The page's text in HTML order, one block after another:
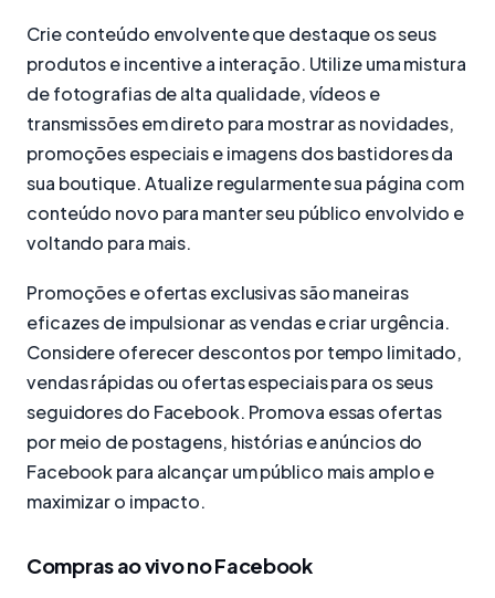
Crie conteúdo envolvente que destaque os seus
produtos e incentive a interação. Utilize uma mistura
de fotografias de alta qualidade, vídeos e
transmissões em direto para mostrar as novidades,
promoções especiais e imagens dos bastidores da
sua boutique. Atualize regularmente sua página com
conteúdo novo para manter seu público envolvido e
voltando para mais.
Promoções e ofertas exclusivas são maneiras
eficazes de impulsionar as vendas e criar urgência.
Considere oferecer descontos por tempo limitado,
vendas rápidas ou ofertas especiais para os seus
seguidores do Facebook. Promova essas ofertas
por meio de postagens, histórias e anúncios do
Facebook para alcançar um público mais amplo e
maximizar o impacto.
Compras ao vivo no Facebook